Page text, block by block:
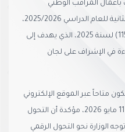
بأعمال المراقب الوطني
إلكترونياً لامتحانات الفترة الدراسية الثانية للعام الدراسي 2025/2026،
وذلك استناداً إلى القرار الوزاري رقم (115) لسنة 2025، الذي يهدف إلى
في الإشراف على لجان
متاحاً عبر الموقع الإلكتروني
الرسمي للوزارة خلال الفترة من 4 إلى 11 مايو 2026، مؤكدة أن التحول
الوزارة نحو التحول الرقمي